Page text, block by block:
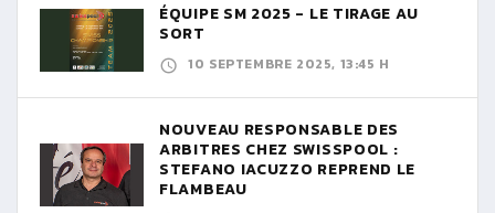
ÉQUIPE SM 2025 - LE TIRAGE AU
SORT
10 SEPTEMBRE 2025, 13:45 H
NOUVEAU RESPONSABLE DES
ARBITRES CHEZ SWISSPOOL :
STEFANO IACUZZO REPREND LE
FLAMBEAU